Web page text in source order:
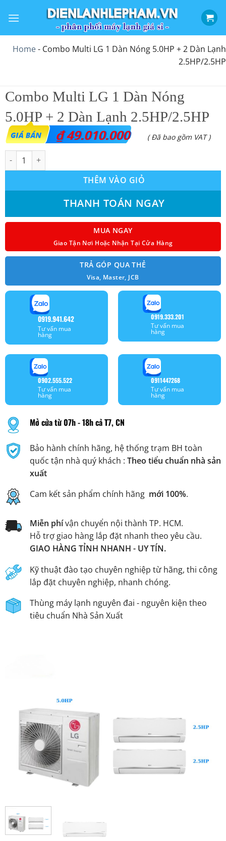
qua
dungHome- Combo Multi LG 1 Dàn Nóng 5.0HP + 2 Dàn Lạnh
2.5HP/2.5HP
Combo Multi LG 1 Dàn Nóng
5.0HP + 2 Dàn Lạnh 2.5HP/2.5HP
₫49.010.000
( Đã bao gồm VAT )
Combo Multi LG 1 Dàn Nóng 5.0HP + 2 Dàn Lạnh 2.5HP/2.5HP
THÊM VÀO GIỎ
THANH TOÁN NGAY
MUA NGAY
Giao Tận Nơi Hoặc Nhận Tại Cửa Hàng
TRẢ GÓP QUA THẺ
Visa, Master, JCB
0919.941.642
Tư vấn mua
hàng
0919.333.201
Tư vấn mua
hàng
0902.555.522
Tư vấn mua
hàng
0911447268
Tư vấn mua
hàng
Mở cửa từ 07h - 18h cả T7, CN
Bảo hành chính hãng, hệ thống trạm BH toàn
quốc tận nhà quý khách : Theo tiểu chuẩn nhà sản
xuất
Cam kết sản phẩm chính hãng mới 100%.
Miễn phívận chuyển nội thành TP. HCM.
Hỗ trợ giao hàng lắp đặt nhanh theo yêu cầu.
GIAO HÀNG TỈNH NHANH - UY TÍN.
Kỹ thuật đào tạo chuyên nghiệp từ hãng, thi công
lắp đặt chuyên nghiệp, nhanh chóng.
Thùng máy lạnh nguyên đai - nguyên kiện theo
tiêu chuẩn Nhà Sản Xuất